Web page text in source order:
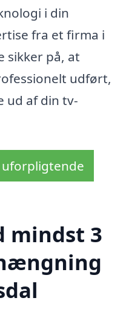
i din
fra et firma i
sikker på, at
udført,
ud af din tv-
uforpligtende
mindst 3